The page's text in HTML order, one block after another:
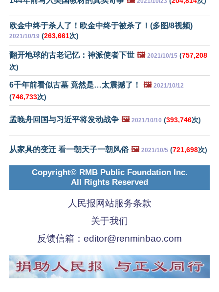
欧金中终于杀人了！欧金中终于被杀了！(多图/8视频)
2021/10/19 (263,661次)
翻开地球的古老记忆：神派使者下世 🖼️ 2021/10/15 (757,208
次)
6千年前看似古墓 竟然是…太震撼了！ 🖼️ 2021/10/12
(746,733次)
孟晚舟回国与习近平将发动战争 🖼️ 2021/10/10 (393,746次)
从家具的变迁 看一朝天子一朝风俗 🖼️ 2021/10/5 (721,698次)
Copyright© RMB Public Foundation Inc.
All Rights Reserved
人民报网站服务条款
关于我们
反馈信箱： editor@renminbao.com